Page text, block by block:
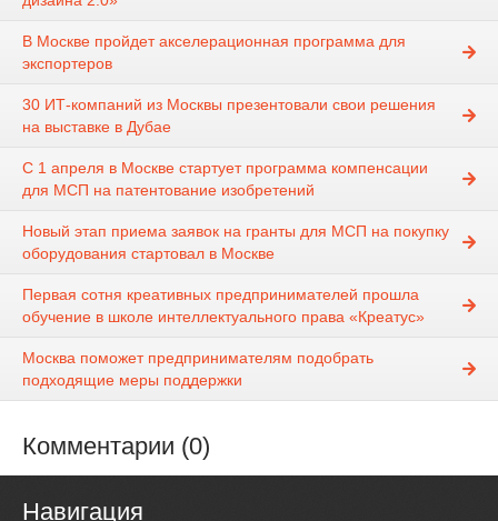
В Москве пройдет акселерационная программа для
экспортеров
30 ИТ-компаний из Москвы презентовали свои решения
на выставке в Дубае
С 1 апреля в Москве стартует программа компенсации
для МСП на патентование изобретений
Новый этап приема заявок на гранты для МСП на покупку
оборудования стартовал в Москве
Первая сотня креативных предпринимателей прошла
обучение в школе интеллектуального права «Креатус»
Москва поможет предпринимателям подобрать
подходящие меры поддержки
Комментарии (0)
Навигация